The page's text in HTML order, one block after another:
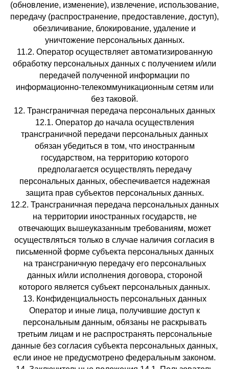
(обновление, изменение), извлечение, использование,
передачу (распространение, предоставление, доступ),
обезличивание, блокирование, удаление и
уничтожение персональных данных.
11.2. Оператор осуществляет автоматизированную
обработку персональных данных с получением и/или
передачей полученной информации по
информационно-телекоммуникационным сетям или
без таковой.
12. Трансграничная передача персональных данных
12.1. Оператор до начала осуществления
трансграничной передачи персональных данных
обязан убедиться в том, что иностранным
государством, на территорию которого
предполагается осуществлять передачу
персональных данных, обеспечивается надежная
защита прав субъектов персональных данных.
12.2. Трансграничная передача персональных данных
на территории иностранных государств, не
отвечающих вышеуказанным требованиям, может
осуществляться только в случае наличия согласия в
письменной форме субъекта персональных данных
на трансграничную передачу его персональных
данных и/или исполнения договора, стороной
которого является субъект персональных данных.
13. Конфиденциальность персональных данных
Оператор и иные лица, получившие доступ к
персональным данным, обязаны не раскрывать
третьим лицам и не распространять персональные
данные без согласия субъекта персональных данных,
если иное не предусмотрено федеральным законом.